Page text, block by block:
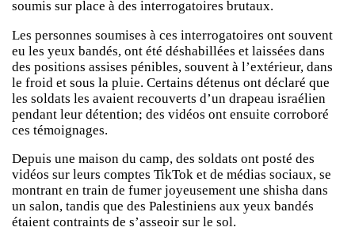
soumis sur place à des interrogatoires brutaux.
Les personnes soumises à ces interrogatoires ont souvent
eu les yeux bandés, ont été déshabillées et laissées dans
des positions assises pénibles, souvent à l’extérieur, dans
le froid et sous la pluie. Certains détenus ont déclaré que
les soldats les avaient recouverts d’un drapeau israélien
pendant leur détention; des vidéos ont ensuite corroboré
ces témoignages.
Depuis une maison du camp, des soldats ont posté des
vidéos sur leurs comptes TikTok et de médias sociaux, se
montrant en train de fumer joyeusement une shisha dans
un salon, tandis que des Palestiniens aux yeux bandés
étaient contraints de s’asseoir sur le sol.